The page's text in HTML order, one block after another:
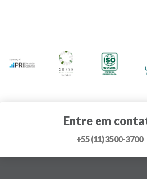
Entre em
+55 (11) 3500-3700